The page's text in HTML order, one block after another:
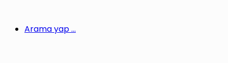
Arama yap ...